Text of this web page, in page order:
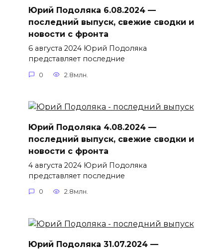
Юрий Подоляка 6.08.2024 —
последний выпуск, свежие сводки и
новости с фронта
6 августа 2024 Юрий Подоляка
представляет последние
0 2.8млн.
Юрий Подоляка 4.08.2024 —
последний выпуск, свежие сводки и
новости с фронта
4 августа 2024 Юрий Подоляка
представляет последние
0 2.8млн.
Юрий Подоляка 31.07.2024 —